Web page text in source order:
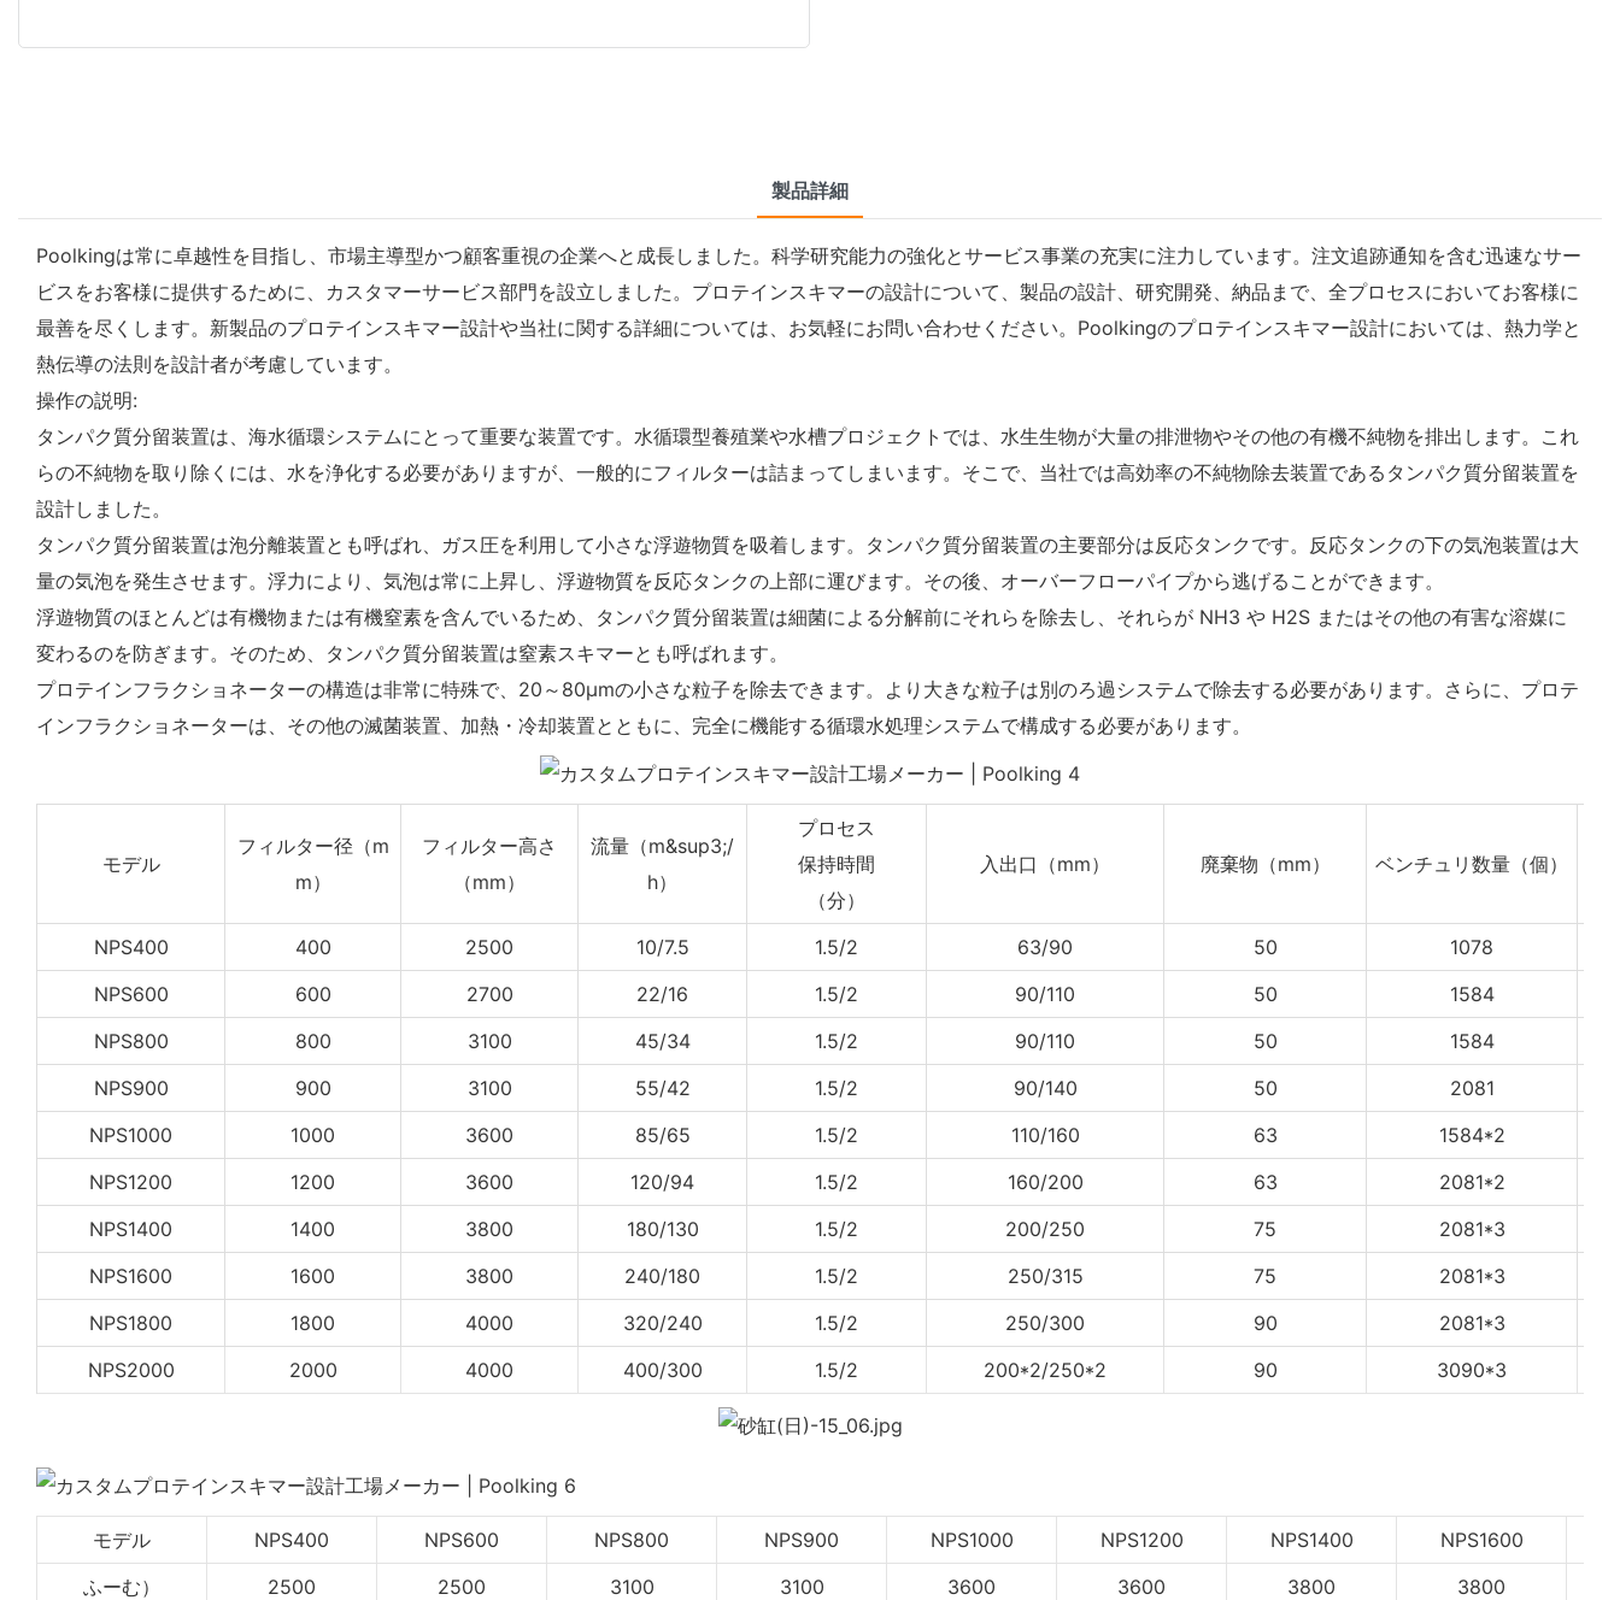
製品詳細
Poolkingは常に卓越性を目指し、市場主導型かつ顧客重視の企業へと成長しました。科学研究​​能力の強化とサービス事業の充実に注力しています。注文追跡通知を含む迅速なサー
ビスをお客様に提供するために、カスタマーサービス部門を設立しました。プロテインスキマーの設計について、製品の設計、研究開発、納品まで、全プロセスにおいてお客様に
最善を尽くします。新製品のプロテインスキマー設計や当社に関する詳細については、お気軽にお問い合わせください。Poolkingのプロテインスキマー設計においては、熱力学と
熱伝導の法則を設計者が考慮しています。
操作の説明:
タンパク質分留装置は、海水循環システムにとって重要な装置です。水循環型養殖業や水槽プロジェクトでは、水生生物が大量の排泄物やその他の有機不純物を排出します。これ
らの不純物を取り除くには、水を浄化する必要がありますが、一般的にフィルターは詰まってしまいます。そこで、当社では高効率の不純物除去装置であるタンパク質分留装置を
設計しました。
タンパク質分留装置は泡分離装置とも呼ばれ、ガス圧を利用して小さな浮遊物質を吸着します。タンパク質分留装置の主要部分は反応タンクです。反応タンクの下の気泡装置は大
量の気泡を発生させます。浮力により、気泡は常に上昇し、浮遊物質を反応タンクの上部に運びます。その後、オーバーフローパイプから逃げることができます。
浮遊物質のほとんどは有機物または有機窒素を含んでいるため、タンパク質分留装置は細菌による分解前にそれらを除去し、それらが NH3 や H2S またはその他の有害な溶媒に
変わるのを防ぎます。そのため、タンパク質分留装置は窒素スキマーとも呼ばれます。
プロテインフラクショネーターの構造は非常に特殊で、20～80μmの小さな粒子を除去できます。より大きな粒子は別のろ過システムで除去する必要があります。さらに、プロテ
インフラクショネーターは、その他の滅菌装置、加熱・冷却装置とともに、完全に機能する循環水処理システムで構成する必要があります。
モデル
フィルター径（m
m）
フィルター高さ
（mm）
流量 （m&sup3;/
h）
プロセス
保持時間
（分）
入出口 （mm） 廃棄物 （mm） ベンチュリ数量 （個）
NPS400 400 2500 10/7.5 1.5/2 63/90 50
1078
NPS600
600 2700 22/16 1.5/2 90/110 50
1584
NPS800
800 3100 45/34 1.5/2 90/110 50
1584
NPS900
900 3100 55/42 1.5/2 90/140 50
2081
NPS1000
1000 3600 85/65 1.5/2 110/160 63
1584*2
NPS1200
1200 3600 120/94 1.5/2 160/200 63
2081*2
NPS1400
1400 3800 180/130 1.5/2 200/250 75
2081*3
NPS1600
1600 3800 240/180 1.5/2 250/315 75
2081*3
NPS1800
1800 4000 320/240 1.5/2 250/300 90
2081*3
NPS2000
2000 4000 400/300 1.5/2 200*2/250*2 90 3090*3
モデル NPS400 NPS600 NPS800 NPS900 NPS1000 NPS1200 NPS1400 NPS1600
ふーむ）
2500 2500 3100 3100 3600 3600 3800
3800